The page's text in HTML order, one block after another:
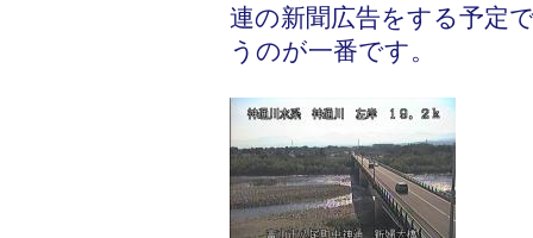
連の新聞広告をする予定
うのが一番です。